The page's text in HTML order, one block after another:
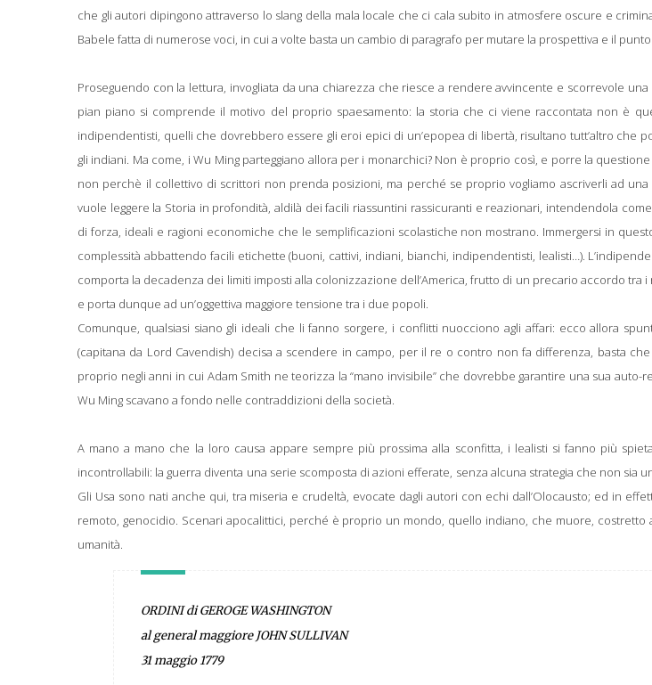
che gli autori dipingono attraverso lo slang della mala locale che ci cala subito in atmosfere oscure e
Babele fatta di numerose voci, in cui a volte basta un cambio di paragrafo per mutare la prospettiva e il punto
Proseguendo con la lettura, invogliata da una chiarezza che riesce a rendere avvincente e scorrevole una
pian piano si comprende il motivo del proprio spaesamento: la storia che ci viene raccontata non è
indipendentisti, quelli che dovrebbero essere gli eroi epici di un’epopea di libertà, risultano tutt’altro che
gli indiani. Ma come, i Wu Ming parteggiano allora per i monarchici? Non è proprio così, e porre la
non perchè il collettivo di scrittori non prenda posizioni, ma perché se proprio vogliamo ascriverli ad
vuole leggere la Storia in profondità, aldilà dei facili riassuntini rassicuranti e reazionari, intendendola
di forza, ideali e ragioni economiche che le semplificazioni scolastiche non mostrano. Immergersi in
complessità abbattendo facili etichette (buoni, cattivi, indiani, bianchi, indipendentisti, lealisti…).
comporta la decadenza dei limiti imposti alla colonizzazione dell’America, frutto di un precario accordo tra
e porta dunque ad un’oggettiva maggiore tensione tra i due popoli.
Comunque, qualsiasi siano gli ideali che li fanno sorgere, i conflitti nuocciono agli affari: ecco allora
(capitana da Lord Cavendish) decisa a scendere in campo, per il re o contro non fa differenza, basta
proprio negli anni in cui Adam Smith ne teorizza la “mano invisibile” che dovrebbe garantire una sua auto-
Wu Ming scavano a fondo nelle contraddizioni della società.
A mano a mano che la loro causa appare sempre più prossima alla sconfitta, i lealisti si fanno più
incontrollabili: la guerra diventa una serie scomposta di azioni efferate, senza alcuna strategia che non sia
Gli Usa sono nati anche qui, tra miseria e crudeltà, evocate dagli autori con echi dall’Olocausto; ed in
remoto, genocidio. Scenari apocalittici, perché è proprio un mondo, quello indiano, che muore, costretto
umanità.
ORDINI di GEROGE WASHINGTON
al general maggiore JOHN SULLIVAN
31 maggio 1779